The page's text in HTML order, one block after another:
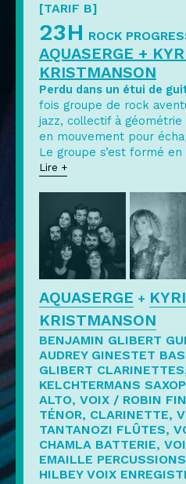
[TARIF B]
23H ROCK
AQUASERGE +
KRISTMANSON
Perdu dans un étui de
fois groupe de rock
jazz, collectif à géométrie
en mouvement pour
Le groupe s’est formé en
Lire +
AQUASERGE +
KRISTMANSON
BENJAMIN GLIBERT
AUDREY GINESTET
GLIBERT
KELCHTERMANS
ALTO, VOIX / ROBIN
TÉNOR, CLARINETTE,
TANTANOZI FLÛTES,
CHAMLA BATTERIE,
EMAILLE
HILBEYVOIX